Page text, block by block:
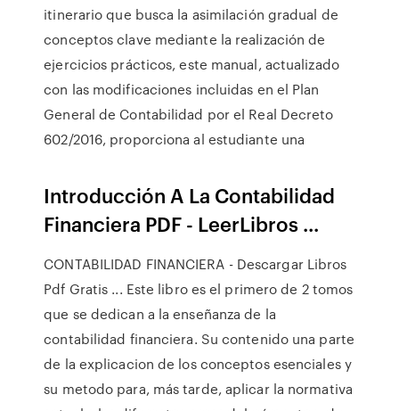
itinerario que busca la asimilación gradual de
conceptos clave mediante la realización de
ejercicios prácticos, este manual, actualizado
con las modificaciones incluidas en el Plan
General de Contabilidad por el Real Decreto
602/2016, proporciona al estudiante una
Introducción A La Contabilidad
Financiera PDF - LeerLibros ...
CONTABILIDAD FINANCIERA - Descargar Libros
Pdf Gratis ... Este libro es el primero de 2 tomos
que se dedican a la enseñanza de la
contabilidad financiera. Su contenido una parte
de la explicacion de los conceptos esenciales y
su metodo para, más tarde, aplicar la normativa